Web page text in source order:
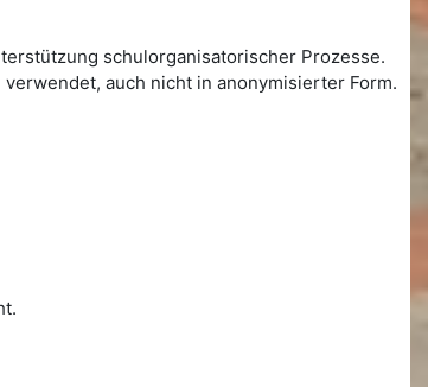
schulorganisatorischer Prozesse.
auch nicht in anonymisierter Form.